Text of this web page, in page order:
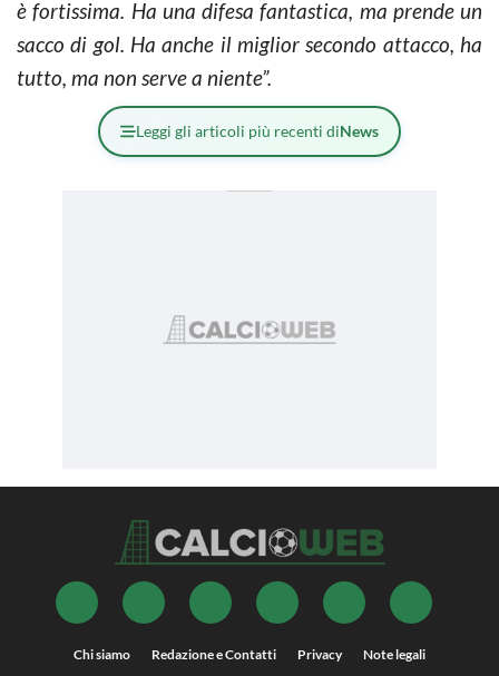
è fortissima. Ha una difesa fantastica, ma prende un
sacco di gol. Ha anche il miglior secondo attacco, ha
tutto, ma non serve a niente”.
Leggi gli articoli più recenti diNews
Chi siamo Redazione e Contatti Privacy Note legali